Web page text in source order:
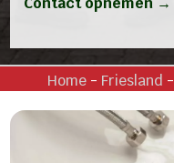
Home - Friesland -